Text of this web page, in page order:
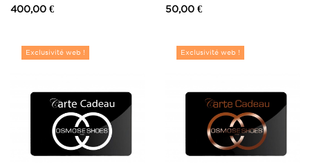
400,00 € 50,00 €
Exclusivité web ! Exclusivité web !